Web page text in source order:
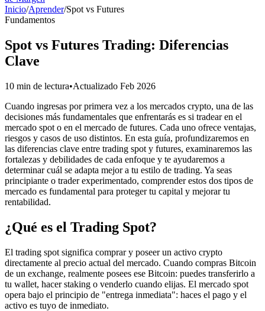
Inicio/Aprender/Spot vs Futures
Fundamentos
Spot vs Futures Trading: Diferencias
Clave
10 min de lectura•Actualizado Feb 2026
Cuando ingresas por primera vez a los mercados crypto, una de las
decisiones más fundamentales que enfrentarás es si tradear en el
mercado spot o en el mercado de futures. Cada uno ofrece ventajas,
riesgos y casos de uso distintos. En esta guía, profundizaremos en
las diferencias clave entre trading spot y futures, examinaremos las
fortalezas y debilidades de cada enfoque y te ayudaremos a
determinar cuál se adapta mejor a tu estilo de trading. Ya seas
principiante o trader experimentado, comprender estos dos tipos de
mercado es fundamental para proteger tu capital y mejorar tu
rentabilidad.
¿Qué es el Trading Spot?
El trading spot significa comprar y poseer un activo crypto
directamente al precio actual del mercado. Cuando compras Bitcoin
de un exchange, realmente posees ese Bitcoin: puedes transferirlo a
tu wallet, hacer staking o venderlo cuando elijas. El mercado spot
opera bajo el principio de "entrega inmediata": haces el pago y el
activo es tuyo de inmediato.